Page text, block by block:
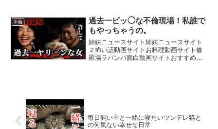
不倫
過去一ビッ◯な不倫現場！私誰で
もやっちゃうの。
姉妹ニュースサイト姉妹ニュースサイト
２怖い話動画サイトお料理動画サイト修
羅場ラバンバ面白動画サイトおすすめ動
毎日飼い主と一緒に寝たいツンデレ猫と
の何気ない幸せな日常